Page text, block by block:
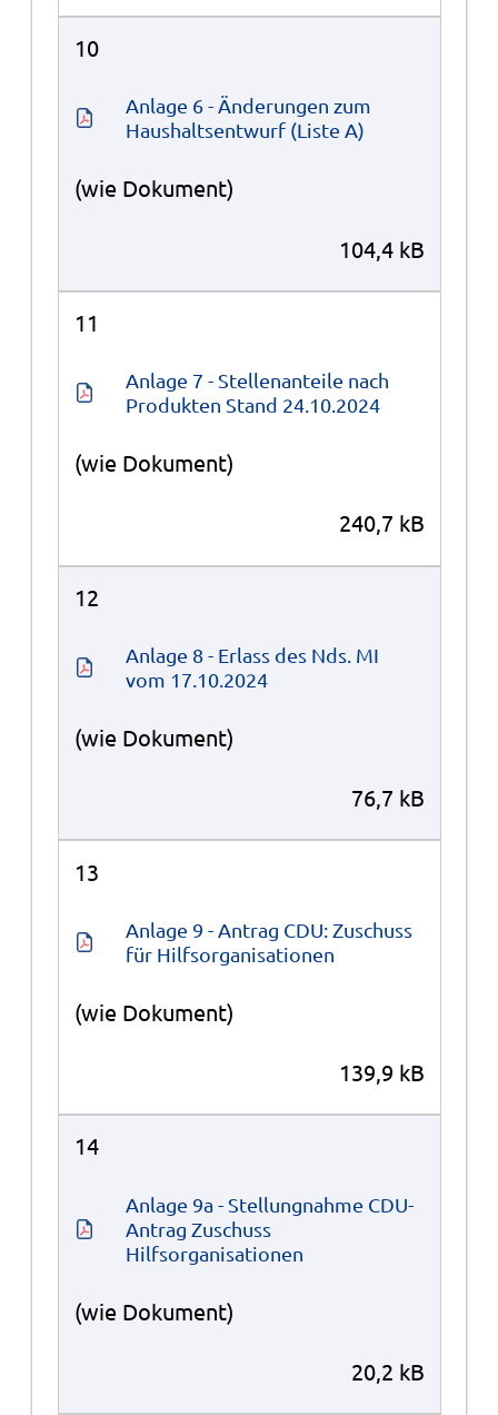
10
Anlage 6 - Änderungen zum
Haushaltsentwurf (Liste A)
(wie Dokument)
104,4 kB
11
Anlage 7 - Stellenanteile nach
Produkten Stand 24.10.2024
(wie Dokument)
240,7 kB
12
Anlage 8 - Erlass des Nds. MI
vom 17.10.2024
(wie Dokument)
76,7 kB
13
Anlage 9 - Antrag CDU: Zuschuss
für Hilfsorganisationen
(wie Dokument)
139,9 kB
14
Anlage 9a - Stellungnahme CDU-
Antrag Zuschuss
Hilfsorganisationen
(wie Dokument)
20,2 kB